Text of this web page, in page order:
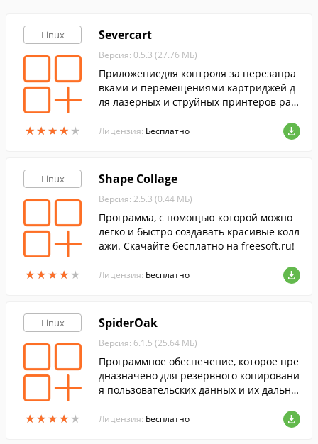
Linux
★★★★ ★
★★★★ ★
Severcart
Версия: 0.5.3 (27.76 МБ)
Приложениедля контроля за перезапра
вками и перемещениями картриджей д
ля лазерных и струйных принтеров раз
Лицензия: Бесплатно
Linux
★★★★ ★
★★★★ ★
Shape Collage
Версия: 2.5.3 (0.44 МБ)
Программа, с помощью которой можно
легко и быстро создавать красивые колл
ажи. Скачайте бесплатно на freesoft.ru!
Лицензия: Бесплатно
Linux
★★★★ ★
★★★★ ★
SpiderOak
Версия: 6.1.5 (25.64 МБ)
Программное обеспечение, которое пре
дназначено для резервного копировани
я пользовательских данных и их дальне
Лицензия: Бесплатно